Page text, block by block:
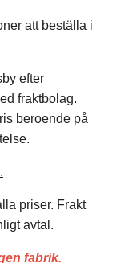
att beställa i
efter
fraktbolag.
beroende på
priser. Frakt
avtal.
fabrik.